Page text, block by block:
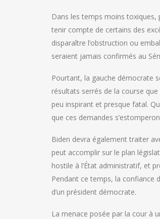
Dans les temps moins
tenir compte de certains des
disparaître l’obstruction ou
seraient jamais confirmés au
Pourtant, la gauche démocrate
résultats serrés de la course
peu inspirant et presque fatal.
que ces demandes
Biden devra également traiter
peut accomplir sur le plan
hostile à l’État administratif, et
Pendant ce temps, la confiance
d’un président démocrate.
La menace posée par la cour à